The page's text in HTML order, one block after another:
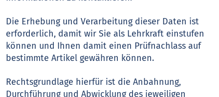
Die Erhebung und Verarbeitung dieser Daten ist
erforderlich, damit wir Sie als Lehrkraft einstufen
können und Ihnen damit einen Prüfnachlass auf
bestimmte Artikel gewähren können.
Rechtsgrundlage hierfür ist die Anbahnung,
Durchführung und Abwicklung des jeweiligen